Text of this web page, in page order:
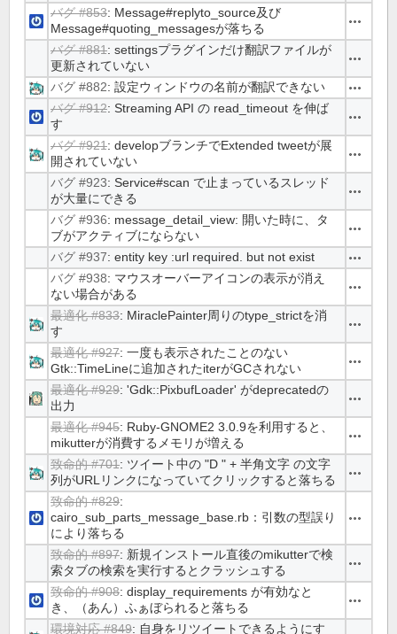
バグ #853: Message#replyto_source及び
Message#quoting_messagesが落ちる
バグ #881: settingsプラグインだけ翻訳ファイルが
更新されていない
バグ #882: 設定ウィンドウの名前が翻訳できない
バグ #912: Streaming API の read_timeout を伸ば
す
バグ #921: developブランチでExtended tweetが展
開されていない
バグ #923: Service#scan で止まっているスレッド
が大量にできる
バグ #936: message_detail_view: 開いた時に、タ
ブがアクティブにならない
バグ #937: entity key :url required. but not exist
バグ #938: マウスオーバーアイコンの表示が消え
ない場合がある
最適化 #833: MiraclePainter周りのtype_strictを消
す
最適化 #927: 一度も表示されたことのない
Gtk::TimeLineに追加されたiterがGCされない
最適化 #929: 'Gdk::PixbufLoader' がdeprecatedの
出力
最適化 #945: Ruby-GNOME2 3.0.9を利用すると、
mikutterが消費するメモリが増える
致命的 #701: ツイート中の "D " + 半角文字 の文字
列がURLリンクになっていてクリックすると落ちる
致命的 #829:
cairo_sub_parts_message_base.rb：引数の型誤り
により落ちる
致命的 #897: 新規インストール直後のmikutterで検
索タブの検索を実行するとクラッシュする
致命的 #908: display_requirements が有効なと
き、（あん）ふぁぼられると落ちる
環境対応 #849: 自身をリツイートできるようにす